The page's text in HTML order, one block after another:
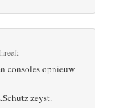
consoles opnieuw
zeyst.